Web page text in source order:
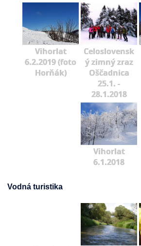
Vihorlat
6.2.2019 (foto
Horňák)
Celoslovensk
ý zimný zraz
Oščadnica
25.1. -
28.1.2018
Vihorlat
6.1.2018
Vodná turistika